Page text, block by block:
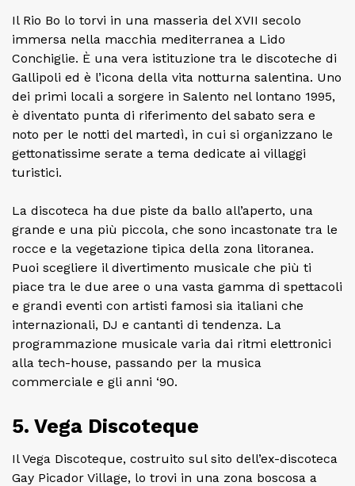
Il Rio Bo lo torvi in una masseria del XVII secolo
immersa nella macchia mediterranea a Lido
Conchiglie. È una vera istituzione tra le discoteche di
Gallipoli ed è l’icona della vita notturna salentina. Uno
dei primi locali a sorgere in Salento nel lontano 1995,
è diventato punta di riferimento del sabato sera e
noto per le notti del martedì, in cui si organizzano le
gettonatissime serate a tema dedicate ai villaggi
turistici.
La discoteca ha due piste da ballo all’aperto, una
grande e una più piccola, che sono incastonate tra le
rocce e la vegetazione tipica della zona litoranea.
Puoi scegliere il divertimento musicale che più ti
piace tra le due aree o una vasta gamma di spettacoli
e grandi eventi con artisti famosi sia italiani che
internazionali, DJ e cantanti di tendenza. La
programmazione musicale varia dai ritmi elettronici
alla tech-house, passando per la musica
commerciale e gli anni ‘90.
5. Vega Discoteque
Il Vega Discoteque, costruito sul sito dell’ex-discoteca
Gay Picador Village, lo trovi in una zona boscosa a